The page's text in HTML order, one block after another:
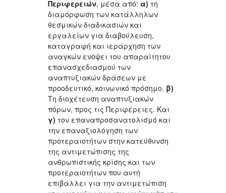
Περιφερειών, μέσα από: α) τη
διαμόρφωση των κατάλληλων
θεσμικών διαδικασιών και
εργαλείων για διαβούλευση,
καταγραφή και ιεράρχηση των
αναγκών ενόψει του απαραίτητου
επανασχεδιασμού των
αναπτυξιακών δράσεων με
προοδευτικό, κοινωνικό πρόσημο. β)
Τη διοχέτευση αναπτυξιακών
πόρων, προς τις Περιφέρειες. Και
γ) τον επαναπροσανατολισμό και
την επαναξιολόγηση των
προτεραιοτήτων στην κατεύθυνση
της αντιμετώπισης της
ανθρωπιστικής κρίσης και των
προτεραιοτήτων που αυτή
επιβάλλει για την αντιμετώπιση